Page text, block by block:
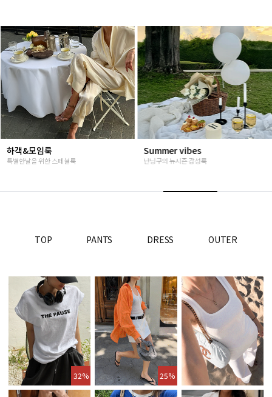
하객&모임룩
특별한날을 위한 스페셜룩
Summer vibes
난닝구의 뉴시즌 감성룩
TOP PANTS DRESS OUTER
32% 25%